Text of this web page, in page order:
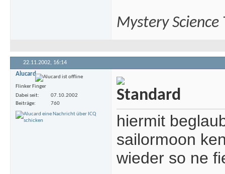
Mystery
22.11.2002, 16:14
Alucard
Flinker Finger
Dabei seit
07.10.2002
Beiträge
760
hiermit
sailormoon
wieder so ne